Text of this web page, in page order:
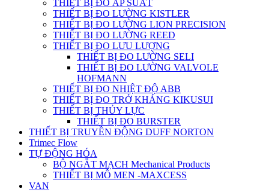
THIẾT BỊ ĐO ÁP SUẤT
THIẾT BỊ ĐO LƯỜNG KISTLER
THIẾT BỊ ĐO LƯỜNG LION PRECISION
THIẾT BỊ ĐO LƯỜNG REED
THIẾT BỊ ĐO LƯU LƯỢNG
THIẾT BỊ ĐO LƯỜNG SELI
THIẾT BỊ ĐO LƯỜNG VALVOLE
HOFMANN
THIẾT BỊ ĐO NHIỆT ĐỘ ABB
THIẾT BỊ ĐO TRỞ KHÁNG KIKUSUI
THIẾT BỊ THỦY LỰC
THIẾT BỊ ĐO BURSTER
THIẾT BỊ TRUYỀN ĐỘNG DUFF NORTON
Trimec Flow
TỰ ĐỘNG HÓA
BỘ NGẮT MẠCH Mechanical Products
THIẾT BỊ MÔ MEN -MAXCESS
VAN